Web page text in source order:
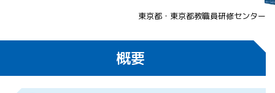
際）
APRSAF（ア
ジア太平洋
地域宇宙機
東京都・東京都教職員研修センター
概要